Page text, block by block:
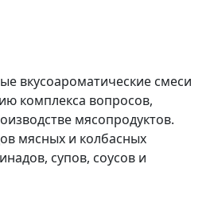
вкусоароматические смеси
комплекса вопросов,
мясопродуктов.
мясных и колбасных
супов, соусов и